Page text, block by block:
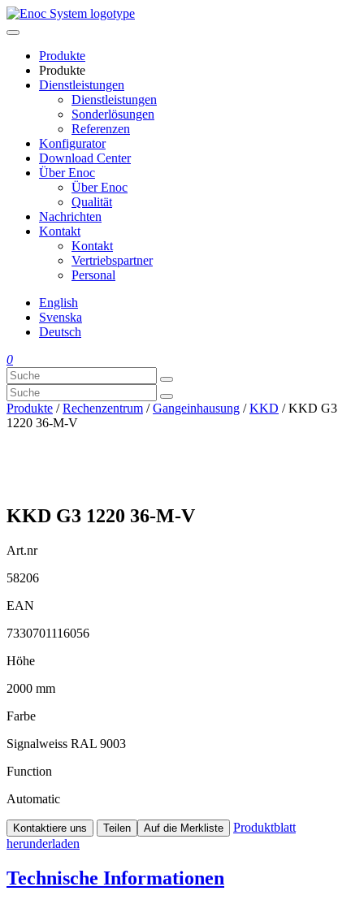
Skip
to
Produkte
Produkte
Dienstleistungen
Dienstleistungen
Sonderlösungen
Referenzen
Konfigurator
Download Center
Über Enoc
Über Enoc
Qualität
Nachrichten
Kontakt
Kontakt
Vertriebspartner
Personal
English
Svenska
Deutsch
0
Produkte /Rechenzentrum /Gangeinhausung /KKD / KKD G3
1220 36-M-V
KKD G3 1220 36-M-V
Art.nr
58206
EAN
7330701116056
Höhe
2000 mm
Farbe
Signalweiss RAL 9003
Function
Automatic
Kontaktiere uns Teilen Auf die Merkliste
Produktblatt
herunderladen
Technische Informationen